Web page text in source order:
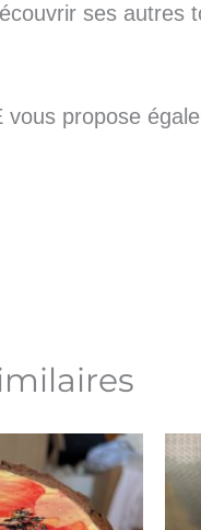
ses autres
vous propose